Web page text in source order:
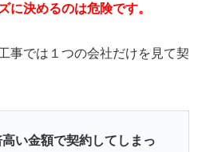
に決めるのは危険です。
事では１つの会社だけを見て契
高い金額で契約してしまっ